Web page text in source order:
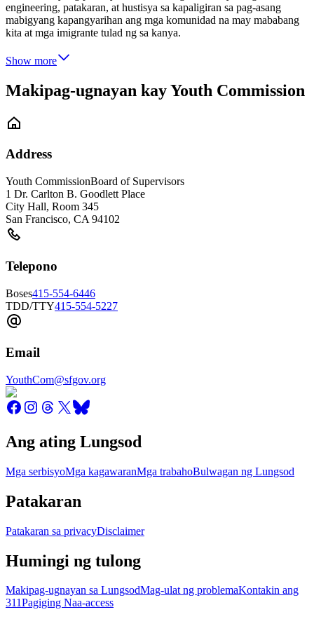
engineering, patakaran, at hustisya sa kapaligiran sa pag-asang
mabigyang kapangyarihan ang mga komunidad na may mababang
kita at mga imigrante tulad ng sa kanya.
Show more
Makipag-ugnayan kay Youth Commission
Address
Youth CommissionBoard of Supervisors
1 Dr. Carlton B. Goodlett Place
City Hall, Room 345
San Francisco, CA 94102
Telepono
Boses415-554-6446
TDD/TTY415-554-5227
Email
YouthCom@sfgov.org
Ang ating Lungsod
Mga serbisyoMga kagawaranMga trabahoBulwagan ng Lungsod
Patakaran
Patakaran sa privacyDisclaimer
Humingi ng tulong
Makipag-ugnayan sa LungsodMag-ulat ng problemaKontakin ang
311Pagiging Naa-access